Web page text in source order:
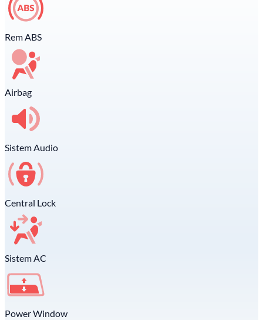
Rem ABS
Airbag
Sistem Audio
Central Lock
Sistem AC
Power Window